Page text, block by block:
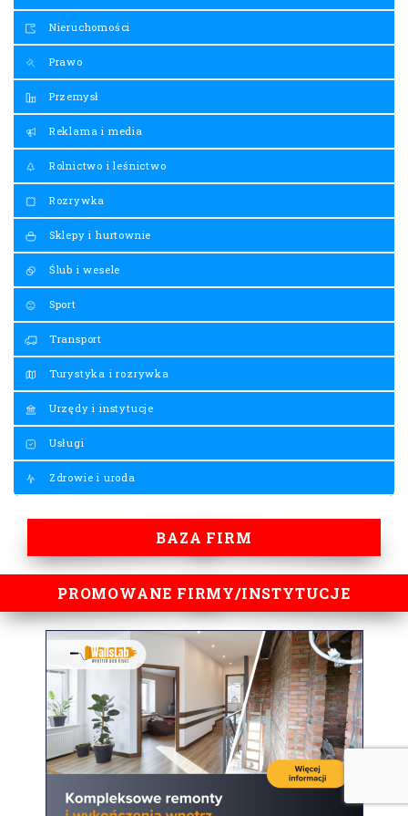
Nieruchomości
Prawo
Przemysł
Reklama i media
Rolnictwo i leśnictwo
Rozrywka
Sklepy i hurtownie
Ślub i wesele
Sport
Transport
Turystyka i rozrywka
Urzędy i instytucje
Usługi
Zdrowie i uroda
BAZA FIRM
PROMOWANE FIRMY/INSTYTUCJE